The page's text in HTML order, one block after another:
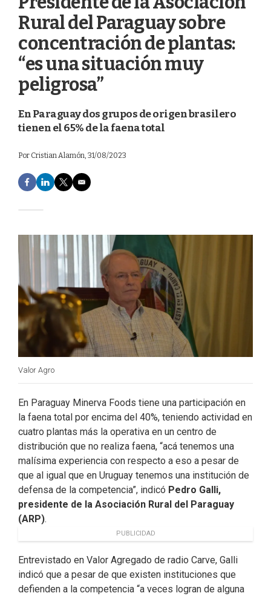
Rural del Paraguay sobre
concentración de plantas:
“es una situación muy
peligrosa”
En Paraguay dos grupos de origen brasilero
tienen el 65% de la faena total
Por Cristian Alamón, 31/08/2023
F
a
e
o
o
L
i
d
I
T
w
e
r
E
m
Valor Agro
En Paraguay Minerva Foods tiene una participación en
la faena total por encima del 40%, teniendo actividad en
cuatro plantas más la operativa en un centro de
distribución que no realiza faena, “acá tenemos una
malísima experiencia con respecto a eso a pesar de
que al igual que en Uruguay tenemos una institución de
defensa de la competencia”, indicó Pedro Galli,
presidente de la Asociación Rural del Paraguay
(ARP).
PUBLICIDAD
Entrevistado en Valor Agregado de radio Carve, Galli
indicó que a pesar de que existen instituciones que
defienden a la competencia “a veces logran de alguna